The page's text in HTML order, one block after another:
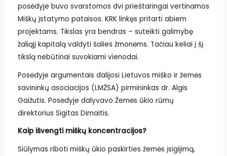
posėdyje buvo svarstomos dvi prieštaringai vertinamos
Miškų įstatymo pataisos. KRK linkęs pritarti abiem
projektams. Tikslas yra bendras – suteikti galimybę
žaliąjį kapitalą valdyti šalies žmonėms. Tačiau keliai į šį
tikslą nebūtinai suvokiami vienodai.
Posėdyje argumentais dalijosi Lietuvos miško ir žemės
savininkų asociacijos (LMŽSA) pirmininkas dr. Algis
Gaižutis. Posėdyje dalyvavo Žemės ūkio rūmų
direktorius Sigitas Dimaitis.
Kaip išvengti miškų koncentracijos?
Siūlymas riboti miškų ūkio paskirties žemės įsigijimą,